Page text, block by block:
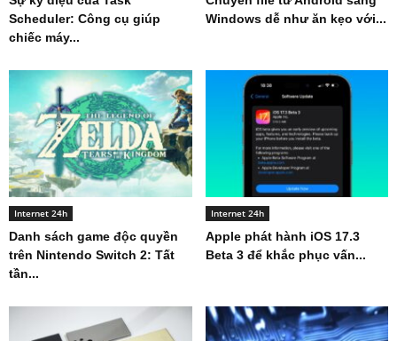
Scheduler: Công cụ giúp
chiếc máy...
Windows dễ như ăn kẹo với...
Internet 24h
Danh sách game độc quyền
trên Nintendo Switch 2: Tất
tần...
Internet 24h
Apple phát hành iOS 17.3
Beta 3 để khắc phục vấn...